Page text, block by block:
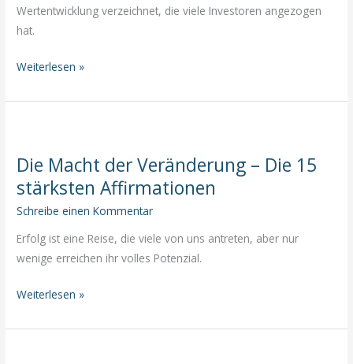
Wertentwicklung verzeichnet, die viele Investoren angezogen
hat.
Warum
Sinn
in
Bitcoin
zu
Weiterlesen »
Die Macht der Veränderung – Die 15
stärksten Affirmationen
Schreibe einen Kommentar
Erfolg ist eine Reise, die viele von uns antreten, aber nur
wenige erreichen ihr volles Potenzial.
Die
der
Weiterlesen »